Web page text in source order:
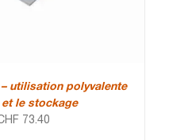
utilisation polyvalente
et le stockage
73.40